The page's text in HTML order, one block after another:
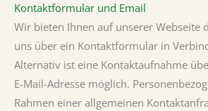
Kontaktformular und Email
Wir bieten Ihnen auf unserer Webseite
uns über ein Kontaktformular in
Alternativ ist eine Kontaktaufnahme
E-Mail-Adresse möglich.
Rahmen einer allgemeinen